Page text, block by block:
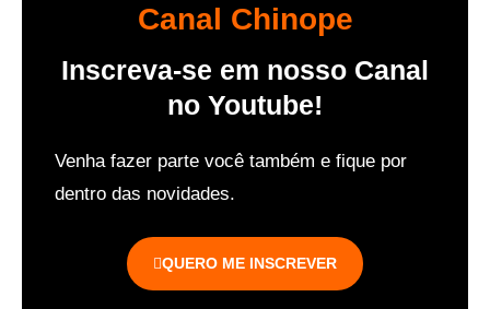
Canal Chinope
Inscreva-se em nosso Canal
no Youtube!
Venha fazer parte você também e fique por
dentro das novidades.
QUERO ME INSCREVER